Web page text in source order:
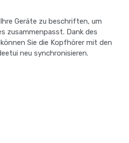
Geräte zu beschriften, um
zusammenpasst. Dank des
Sie die Kopfhörer mit den
neu synchronisieren.